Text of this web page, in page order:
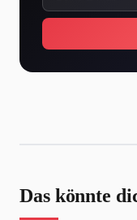
Das könnte